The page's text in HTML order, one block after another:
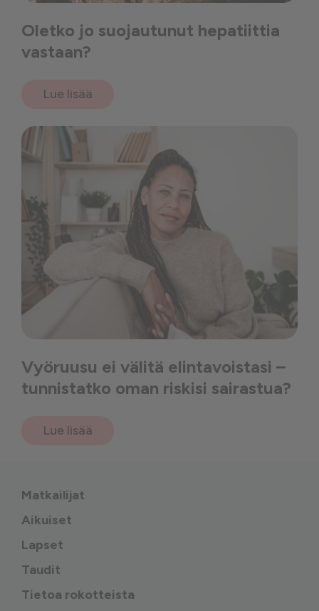
Oletko jo suojautunut hepatiittia
vastaan?
Lue lisää
Vyöruusu ei välitä elintavoistasi –
tunnistatko oman riskisi sairastua?
Lue lisää
Matkailijat
Aikuiset
Lapset
Taudit
Tietoa rokotteista